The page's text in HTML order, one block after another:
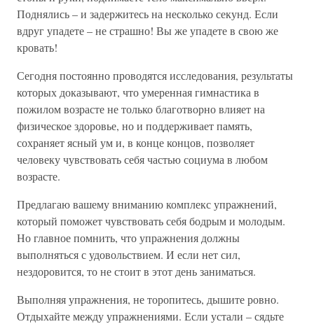
Поднялись – и задержитесь на несколько секунд. Если
вдруг упадете – не страшно! Вы же упадете в свою же
кровать!
Сегодня постоянно проводятся исследования, результаты
которых доказывают, что умеренная гимнастика в
пожилом возрасте не только благотворно влияет на
физическое здоровье, но и поддерживает память,
сохраняет ясный ум и, в конце концов, позволяет
человеку чувствовать себя частью социума в любом
возрасте.
Предлагаю вашему вниманию комплекс упражнений,
который поможет чувствовать себя бодрым и молодым.
Но главное помнить, что упражнения должны
выполняться с удовольствием. И если нет сил,
нездоровится, то не стоит в этот день заниматься.
Выполняя упражнения, не торопитесь, дышите ровно.
Отдыхайте между упражнениями. Если устали – сядьте